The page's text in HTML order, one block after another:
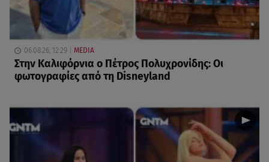
06.08.26, 12:29 MEDIA
Στην Καλιφόρνια ο Πέτρος Πολυχρονίδης: Οι
φωτογραφίες από τη Disneyland